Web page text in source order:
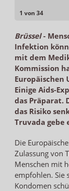
1 von 34
Brüssel-
Infektion
mit dem
Kommission
Europäischen
Einige Aids-
das Präparat.
das Risiko
Truvada gebe
Die
Zulassung von
Menschen mit
empfohlen. Sie
Kondomen